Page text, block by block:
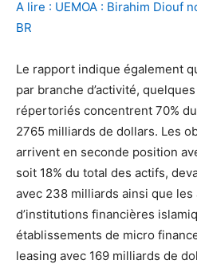
A lire : UEMOA : Birahim Diouf
BR
Le rapport indique également
par branche d’activité,
répertoriés concentrent 70%
2765 milliards de dollars. Les
arrivent en seconde position
soit 18% du total des actifs,
avec 238 milliards ainsi que
d’institutions financières
établissements de micro
leasing avec 169 milliards de